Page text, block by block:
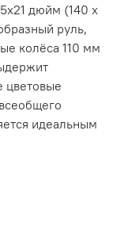
дюйм (140 х
руль,
колёса 110 мм
цветовые
идеальным